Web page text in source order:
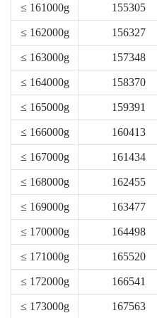
≤ 161000g 155305
≤ 162000g 156327
≤ 163000g 157348
≤ 164000g 158370
≤ 165000g 159391
≤ 166000g 160413
≤ 167000g 161434
≤ 168000g 162455
≤ 169000g 163477
≤ 170000g 164498
≤ 171000g 165520
≤ 172000g 166541
≤ 173000g 167563